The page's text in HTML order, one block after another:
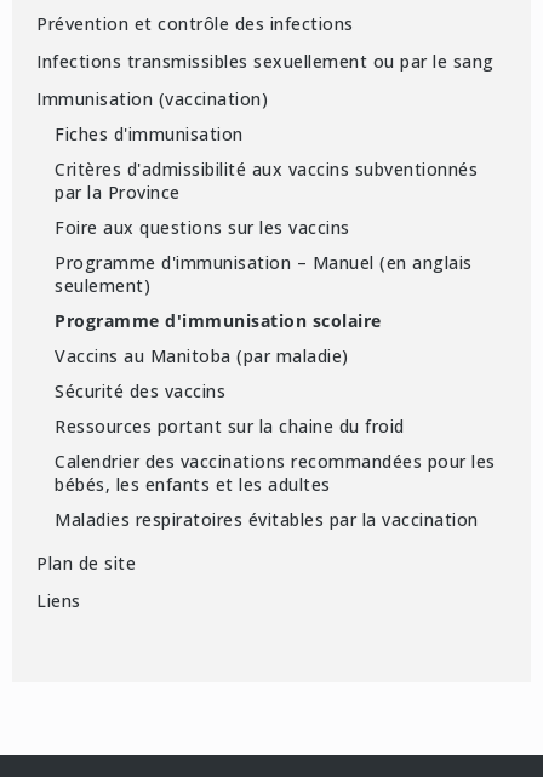
Prévention et contrôle des infections
Infections transmissibles sexuellement ou par le sang
Immunisation (vaccination)
Fiches d'immunisation
Critères d'admissibilité aux vaccins subventionnés
par la Province
Foire aux questions sur les vaccins
Programme d'immunisation – Manuel (en anglais
seulement)
Programme d'immunisation scolaire
Vaccins au Manitoba (par maladie)
Sécurité des vaccins
Ressources portant sur la chaine du froid
Calendrier des vaccinations recommandées pour les
bébés, les enfants et les adultes
Maladies respiratoires évitables par la vaccination
Plan de site
Liens